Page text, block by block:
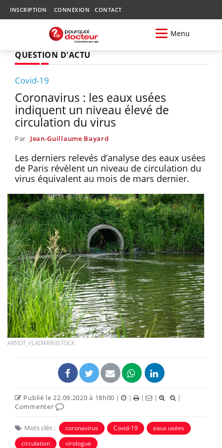
INSCRIPTION CONNEXION CONTACT
Menu
QUESTION D'ACTU
Covid-19
Coronavirus : les eaux usées
indiquent un niveau élevé de
circulation du virus
Par Jean-Guillaume Bayard
Les derniers relevés d’analyse des eaux usées
de Paris révèlent un niveau de circulation du
virus équivalent au mois de mars dernier.
ARNDT_VLADIMIR/ISTOCK
Publié le 22.09.2020 à 18h00 | | | |
|
Commenter
Mots clés : coronavirus Covid-19
eaux usées
circulation
virologue